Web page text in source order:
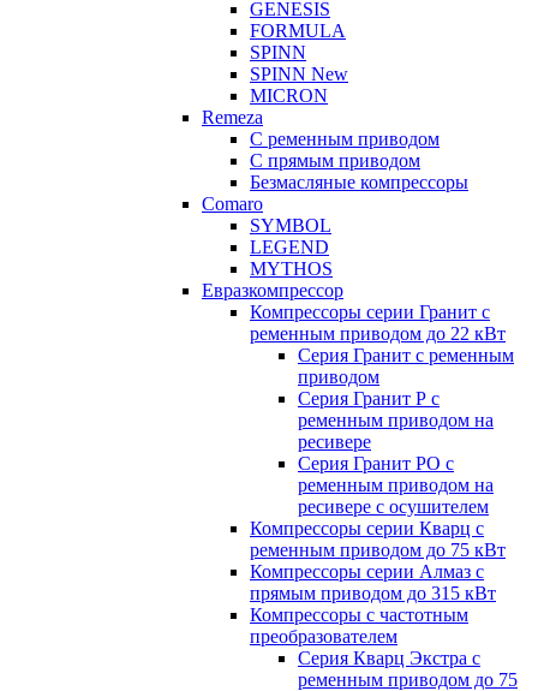
GENESIS
FORMULA
SPINN
SPINN New
MICRON
Remeza
С ременным приводом
С прямым приводом
Безмасляные компрессоры
Comaro
SYMBOL
LEGEND
MYTHOS
Евразкомпрессор
Компрессоры серии Гранит с
ременным приводом до 22 кВт
Серия Гранит с ременным
приводом
Серия Гранит Р с
ременным приводом на
ресивере
Серия Гранит РО с
ременным приводом на
ресивере с осушителем
Компрессоры серии Кварц с
ременным приводом до 75 кВт
Компрессоры серии Алмаз с
прямым приводом до 315 кВт
Компрессоры с частотным
преобразователем
Серия Кварц Экстра с
ременным приводом до 75